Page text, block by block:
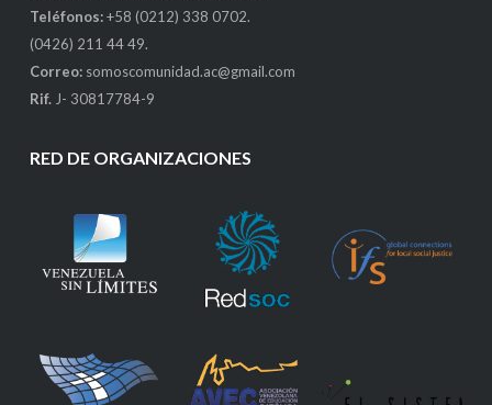
Teléfonos:+58 (0212) 338 0702.
(0426) 211 44 49.
Correo: somoscomunidad.ac@gmail.com
Rif. J- 30817784-9
RED DE ORGANIZACIONES